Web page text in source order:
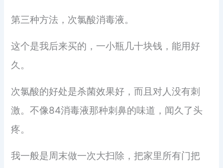
第三种方法，次氯酸消毒液。
这个是我后来买的，一小瓶几十块钱，能用好
久。
次氯酸的好处是杀菌效果好，而且对人没有刺
激。不像84消毒液那种刺鼻的味道，闻久了头
疼。
我一般是周末做一次大扫除，把家里所有门把